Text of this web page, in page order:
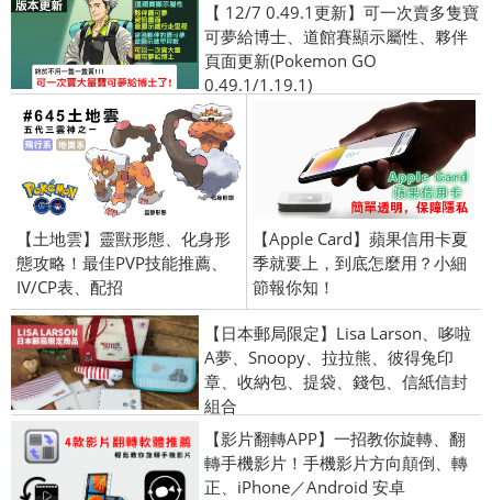
【 12/7 0.49.1更新】可一次賣多隻寶
可夢給博士、道館賽顯示屬性、夥伴
頁面更新(Pokemon GO
0.49.1/1.19.1)
【土地雲】靈獸形態、化身形
態攻略！最佳PVP技能推薦、
IV/CP表、配招
【Apple Card】蘋果信用卡夏
季就要上，到底怎麼用？小細
節報你知！
【日本郵局限定】Lisa Larson、哆啦
A夢、Snoopy、拉拉熊、彼得兔印
章、收納包、提袋、錢包、信紙信封
組合
【影片翻轉APP】一招教你旋轉、翻
轉手機影片！手機影片方向顛倒、轉
正、iPhone／Android 安卓